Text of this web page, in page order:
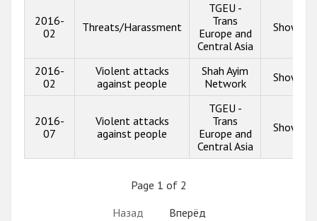
2016-
02
Threats/Harassment
TGEU -
Trans
Europe and
Central Asia
Show
2016-
02
Violent attacks
against people
Shah Ayim
Network
Show
2016-
07
Violent attacks
against people
TGEU -
Trans
Europe and
Central Asia
Show
Page 1 of 2
Назад
Вперёд